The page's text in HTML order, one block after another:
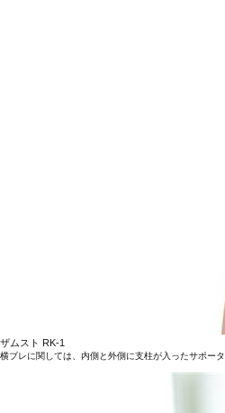
ザムスト RK-1
横ブレに関しては、内側と外側に支柱が入ったサポー